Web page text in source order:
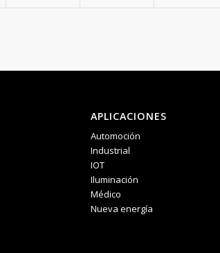
APLICACIONES
Automoción
Industrial
IOT
Iluminación
Médico
Nueva energía